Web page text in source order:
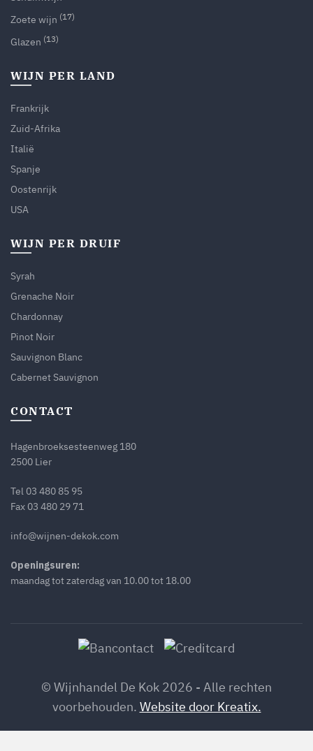
Zoete wijn (17)
Glazen (13)
WIJN PER LAND
Frankrijk
Zuid-Afrika
Italië
Spanje
Oostenrijk
USA
WIJN PER DRUIF
Syrah
Grenache Noir
Chardonnay
Pinot Noir
Sauvignon Blanc
Cabernet Sauvignon
CONTACT
Hagenbroeksesteenweg 180
2500 Lier
Tel 03 480 85 95
Fax 03 480 29 71
info@wijnen-dekok.com
Openingsuren:
maandag tot zaterdag van 10.00 tot 18.00
© Wijnhandel De Kok 2026 - Alle rechten
voorbehouden. Website door Kreatix.